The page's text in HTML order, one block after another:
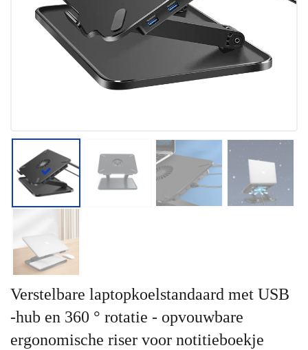
Verstelbare laptopkoelstandaard met USB
-hub en 360 ° rotatie - opvouwbare
ergonomische riser voor notitieboekje